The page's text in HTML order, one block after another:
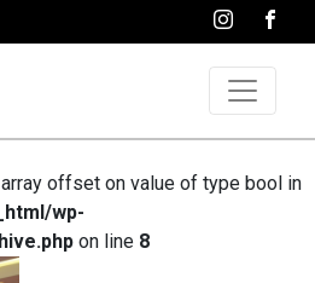
offset on value of type bool in
wp-
on line 8